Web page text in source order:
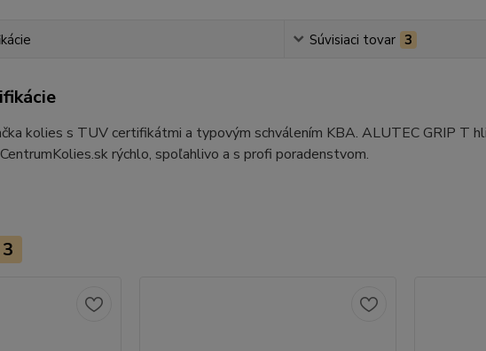
Súvisiaci tovar 3
kolies s TUV certifikátmi a typovým schválením KBA. ALUTEC GRIP T
rýchlo, spoľahlivo a s profi poradenstvom.
3